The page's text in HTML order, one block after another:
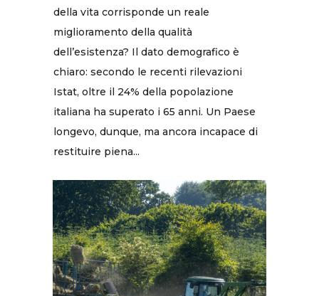
della vita corrisponde un reale
miglioramento della qualità
dell’esistenza? Il dato demografico è
chiaro: secondo le recenti rilevazioni
Istat, oltre il 24% della popolazione
italiana ha superato i 65 anni. Un Paese
longevo, dunque, ma ancora incapace di
restituire piena...